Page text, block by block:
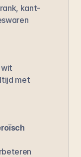
kant-
wit
met